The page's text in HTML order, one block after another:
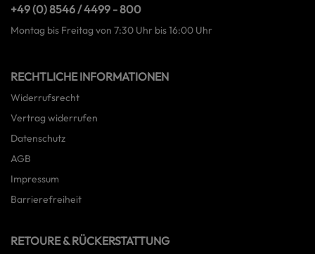
+49 (0) 8546 / 4499 - 800
Montag bis Freitag von 7:30 Uhr bis 16:00 Uhr
RECHTLICHE INFORMATIONEN
Widerrufsrecht
Vertrag widerrufen
Datenschutz
AGB
Impressum
Barrierefreiheit
RETOURE & RÜCKERSTATTUNG